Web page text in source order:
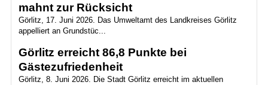
mahnt zur Rücksicht
Görlitz, 17. Juni 2026. Das Umweltamt des Landkreises Görlitz
appelliert an Grundstüc...
Görlitz erreicht 86,8 Punkte bei
Gästezufriedenheit
Görlitz, 8. Juni 2026. Die Stadt Görlitz erreicht im aktuellen